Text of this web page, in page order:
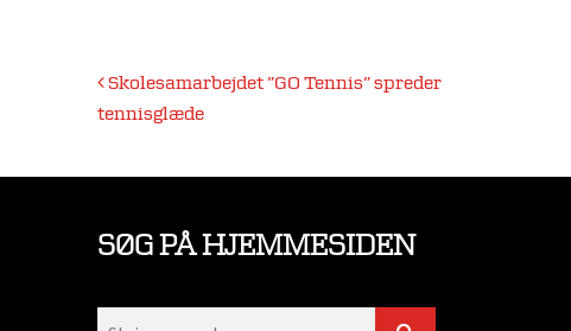
Indlægsnavigation
Skolesamarbejdet ”GO Tennis” spreder
tennisglæde
SØG PÅ HJEMMESIDEN